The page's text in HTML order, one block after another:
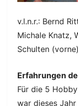
v.l.n.r.: Bernd
Michale Knatz,
Schulten (vorne)
Erfahrungen
Für die 5
war dieses